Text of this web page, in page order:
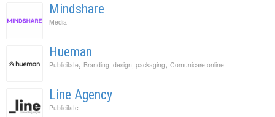
Mindshare
Media
Hueman
Publicitate, Branding, design, packaging, Comunicare online
Line Agency
Publicitate